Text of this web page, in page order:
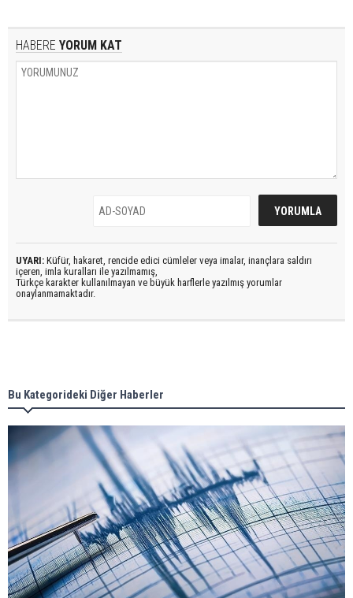
HABERE YORUM KAT
UYARI: Küfür, hakaret, rencide edici cümleler veya imalar, inançlara saldırı
içeren, imla kuralları ile yazılmamış,
Türkçe karakter kullanılmayan ve büyük harflerle yazılmış yorumlar
onaylanmamaktadır.
Bu Kategorideki Diğer Haberler